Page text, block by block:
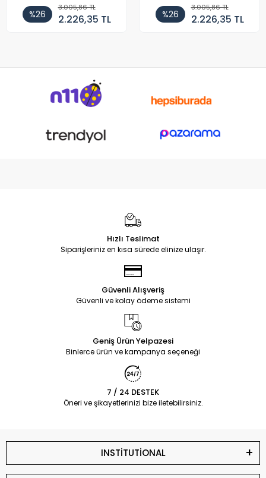
%26
3.005,86 TL
2.226,35 TL %26
3.005,86 TL
2.226,35 TL
Hızlı Teslimat
Siparişleriniz en kısa sürede elinize ulaşır.
Güvenli Alışveriş
Güvenli ve kolay ödeme sistemi
Geniş Ürün Yelpazesi
Binlerce ürün ve kampanya seçeneği
7 / 24 DESTEK
Öneri ve şikayetlerinizi bize iletebilirsiniz.
INSTİTUTİONAL